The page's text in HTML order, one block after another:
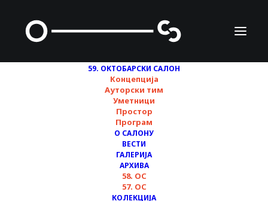
59. ОКТОБАРСКИ САЛОН
Концепција
Ауторски тим
Уметници
Простор
Програм
О САЛОНУ
ВЕСТИ
ГАЛЕРИЈА
АРХИВА
58. ОС
57. ОС
КОЛЕКЦИЈА
КЛЕМАН КОЖИТОР